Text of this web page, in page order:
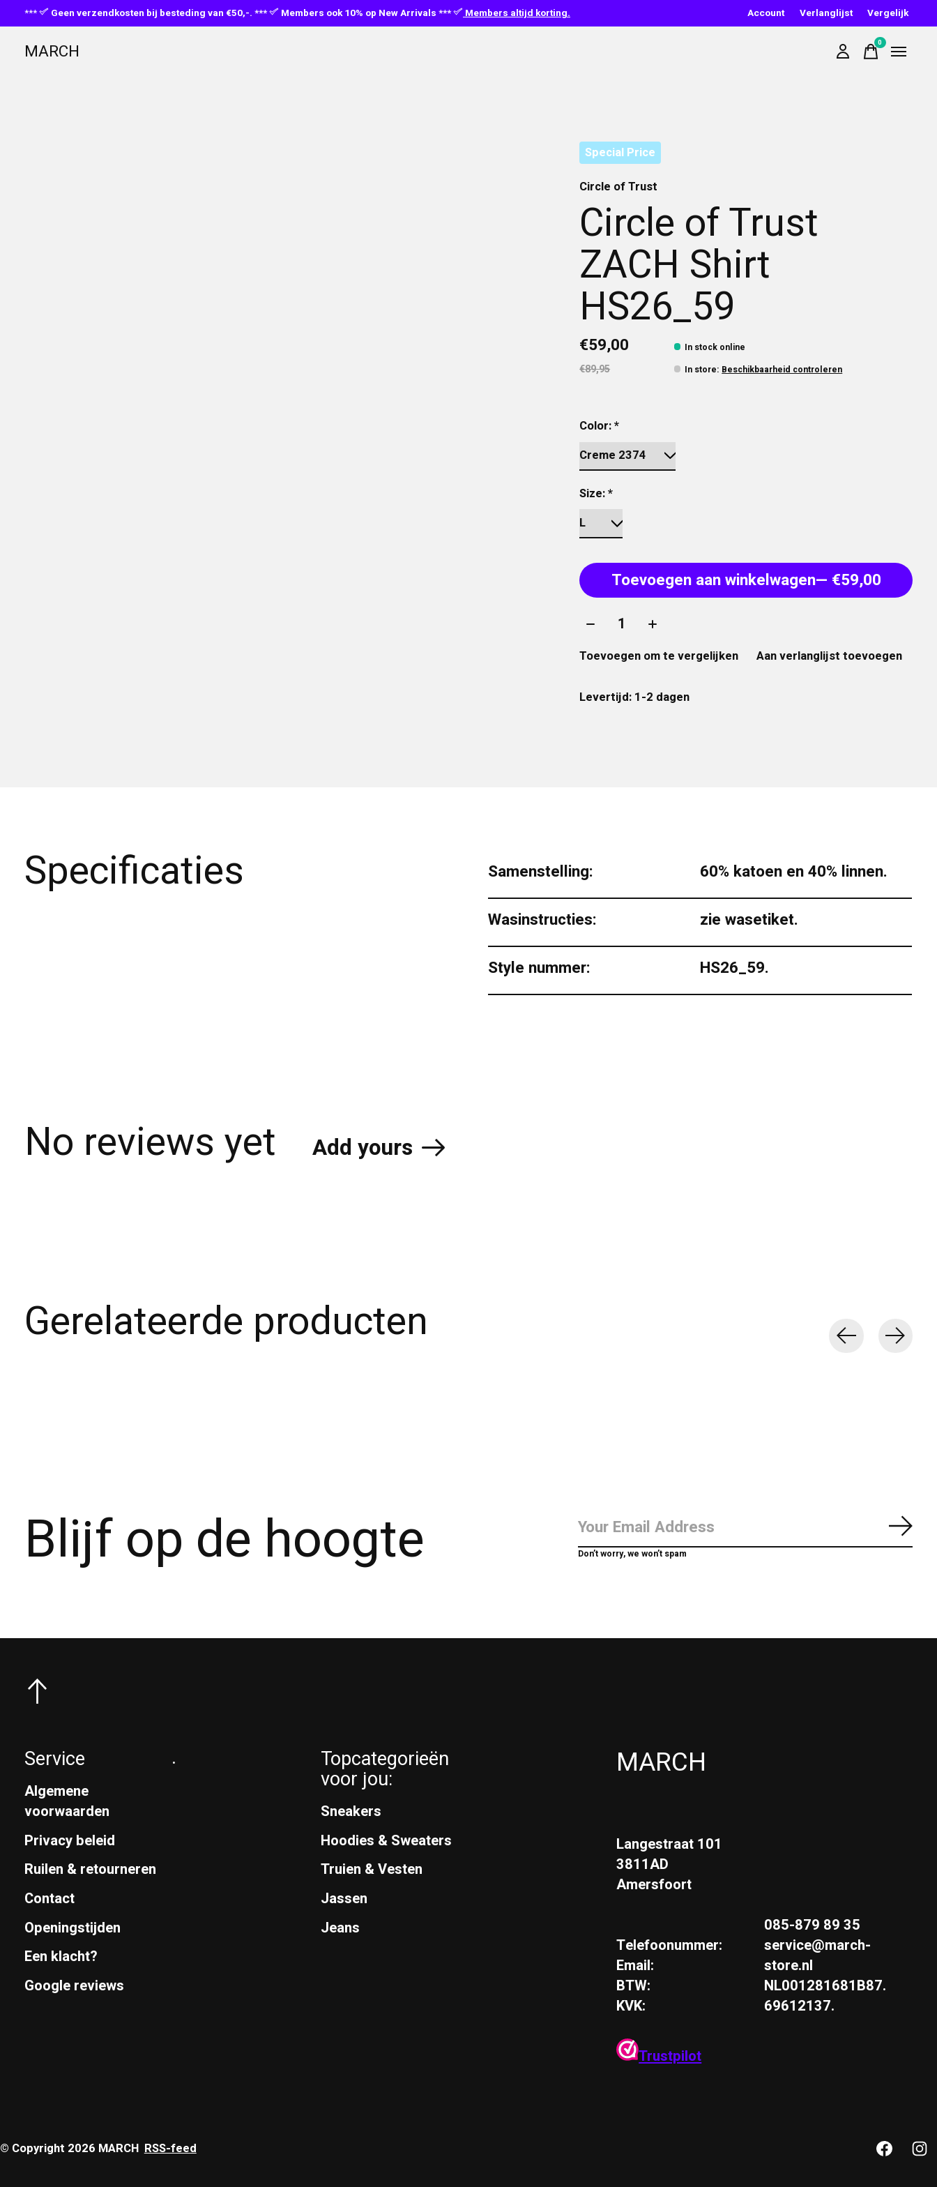
*** Geen verzendkosten bij besteding van €50,-. *** Members ook 10% op New Arrivals *** Members altijd korting. Account Verlanglijst Vergelijk
MARCH 0items
Special Price
Circle of Trust
Circle of Trust
ZACH Shirt
HS26_59
€59,00
€89,95
In stock online
In store: Beschikbaarheid controleren
Color:*
Size:*
Toevoegen aan winkelwagen
— €59,00
Aantal:
Toevoegen om te vergelijken Aan verlanglijst toevoegen
Levertijd: 1-2 dagen
Specificaties Samenstelling: 60% katoen en 40% linnen.
Wasinstructies: zie wasetiket.
Style nummer: HS26_59.
No reviews yet Add yours
Gerelateerde producten
Blijf op de hoogte Don’t worry, we won’t spam
Service
Algemene
voorwaarden
Privacy beleid
Ruilen & retourneren
Contact
Openingstijden
Een klacht?
Google reviews
. Topcategorieën
voor jou:
Sneakers
Hoodies & Sweaters
Truien & Vesten
Jassen
Jeans
MARCH
Langestraat 101
3811AD
Amersfoort
Telefoonummer:
Email:
BTW:
KVK:
085-879 89 35
service@march-
store.nl
NL001281681B87.
69612137.
Trustpilot
© Copyright 2026 MARCH RSS-feed